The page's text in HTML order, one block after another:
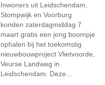
Inwoners uit Leidschendam,
Stompwijk en Voorburg
konden zaterdagmiddag 7
maart gratis een jong boompje
ophalen bij het toekomstig
nieuwbouwproject Vlietvoorde,
Veurse Landweg in
Leidschendam. Deze...